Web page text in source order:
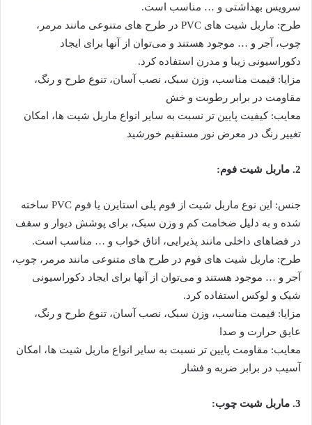
سرویس بهداشتی و … مناسب است.
طرح: ماربل شیت های PVC در طرح های متنوعی مانند مرمر،
چوب، آجر و … موجود هستند و می‌توان از آنها برای ایجاد
دکوراسیونی زیبا و مدرن استفاده کرد.
مزایا: قیمت مناسب، وزن سبک، نصب آسان، تنوع طرح و رنگ،
مقاومت در برابر رطوبت و خش
معایب: کیفیت پایین تر نسبت به سایر انواع ماربل شیت ها، امکان
تغییر رنگ در معرض نور مستقیم خورشید
2. ماربل شیت فوم:
جنس: این نوع ماربل شیت از فوم پلی استایرن یا فوم PVC ساخته
شده و به دلیل ضخامت کم و وزن سبک، برای پوشش دیوار و سقف
در فضاهای داخلی مانند پذیرایی، اتاق خواب و … مناسب است.
طرح: ماربل شیت های فوم در طرح های متنوعی مانند مرمر، چوب،
آجر و … موجود هستند و می‌توان از آنها برای ایجاد دکوراسیونی
شیک و لوکس استفاده کرد.
مزایا: قیمت مناسب، وزن سبک، نصب آسان، تنوع طرح و رنگ،
عایق حرارت و صدا
معایب: مقاومت پایین تر نسبت به سایر انواع ماربل شیت ها، امکان
آسیب در برابر ضربه و فشار
3. ماربل شیت چوب: